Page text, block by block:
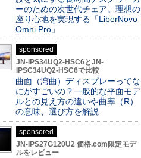
ーのための次世代チェア。理想の
座り心地を実現する「LiberNovo
Omni Pro」
sponsored
JN-IPS34UQ2-HSC6とJN-
IPSC34UQ2-HSC6で比較
曲面（湾曲）ディスプレーってな
にがすごいの？一般的な平面モデ
ルとの見え方の違いや曲率（R）
の意味、選び方を解説
sponsored
JN-IPS27G120U2 価格.com限定モデ
ルをレビュー